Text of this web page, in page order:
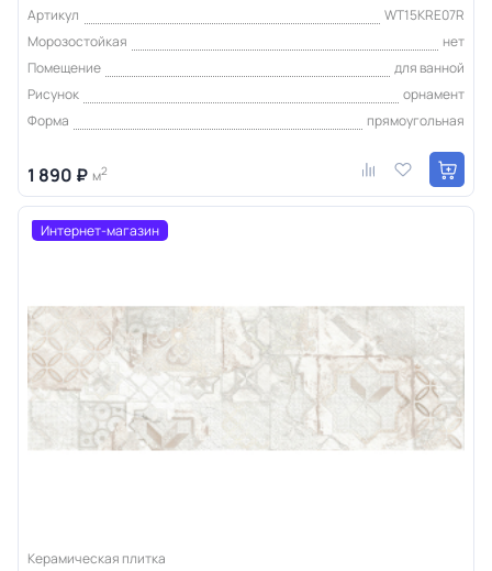
Артикул
WT15KRE07R
Морозостойкая
нет
Помещение
для ванной
Рисунок
орнамент
Форма
прямоугольная
1 890 ₽ м2
Интернет-магазин
Керамическая плитка